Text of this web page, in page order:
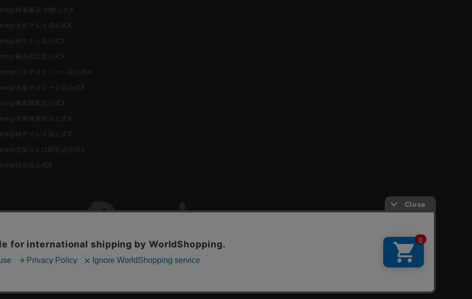
magi秋葉原店 別館公式X
magi大宮マルイ店公式X
magi柏モディ店公式X
magi横浜西口店公式X
magi八王子オクトーレ店公式X
magi大阪オタロード店公式X
magi東京駅前店公式X
magi京都河原町店公式X
magi神戸マルイ店公式X
magi大阪なんば駅前店公式X
magi仙台店公式X
古物商許可番号 株式会社ジラフ 東京都公安委員会 第303311606477号
COPYRIGHT © 2019 Jiraffe Inc.